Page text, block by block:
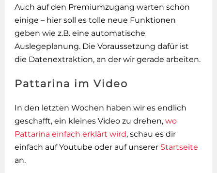
Auch auf den Premiumzugang warten schon
einige – hier soll es tolle neue Funktionen
geben wie z.B. eine automatische
Auslegeplanung. Die Voraussetzung dafür ist
die Datenextraktion, an der wir gerade arbeiten.
Pattarina im Video
In den letzten Wochen haben wir es endlich
geschafft, ein kleines Video zu drehen,wo
Pattarina einfach erklärt wird, schau es dir
einfach auf Youtube oder auf unserer Startseite
an.